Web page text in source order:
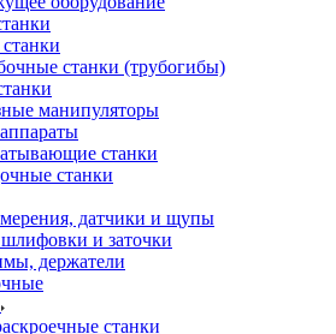
станки (трубогибы)
манипуляторы
станки
станки
датчики и щупы
и заточки
держатели
станки